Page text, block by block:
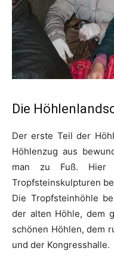
Die
Der erste Teil der
Höhlenzug aus
man zu Fuß. Hier
Tropfsteinskulpturen
Die Tropfsteinhöhle
der alten Höhle, dem
schönen Höhlen, dem
und der Kongresshalle.